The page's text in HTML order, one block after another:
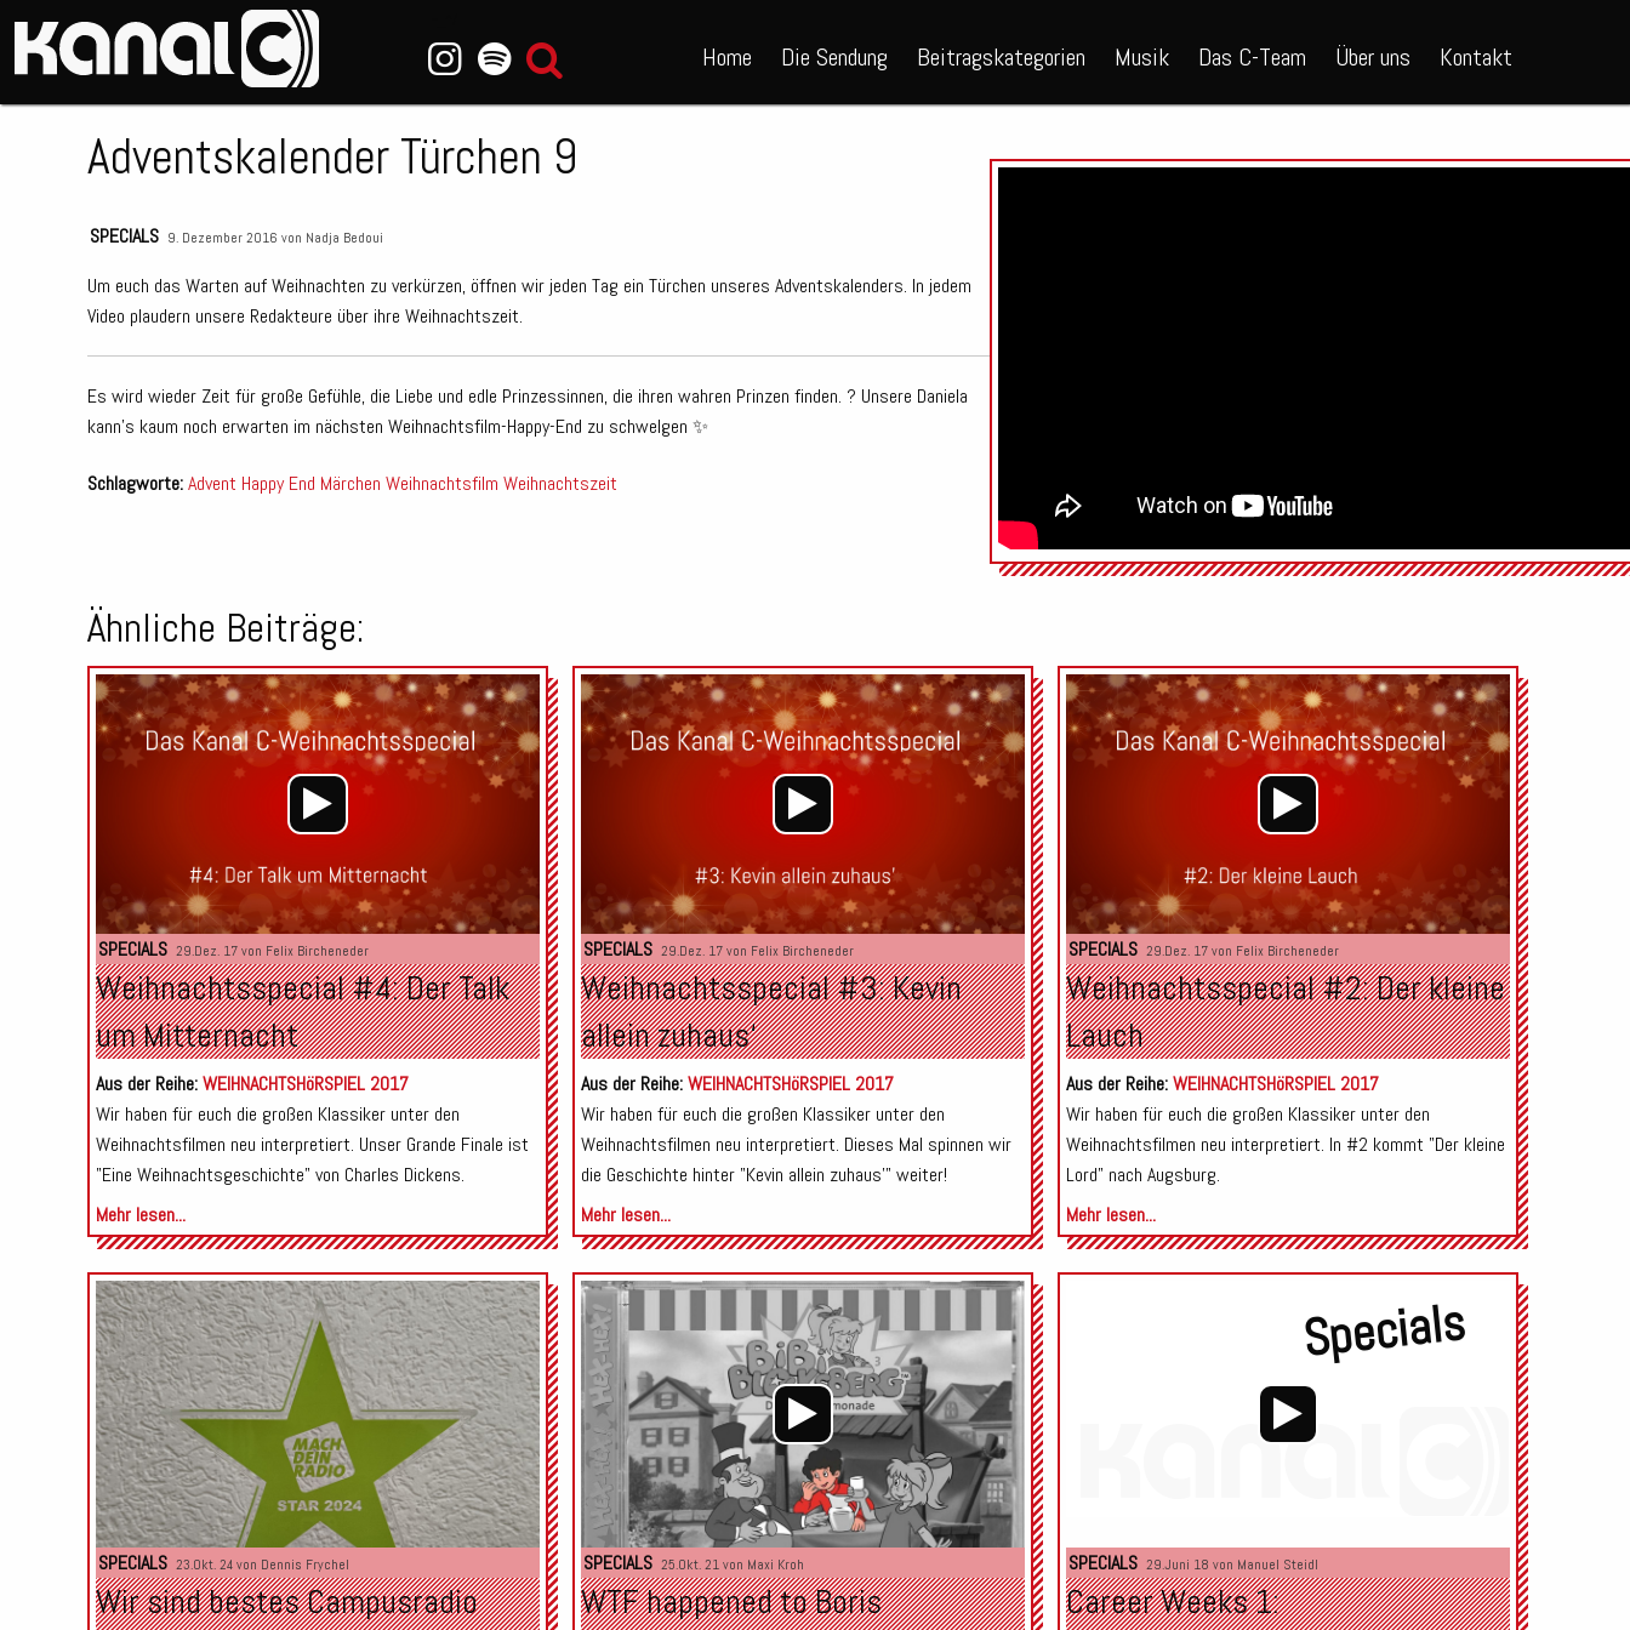
Home Die Sendung Beitragskategorien Musik Das C-Team Über uns Kontakt
Adventskalender Türchen 9
SPECIALS 9. Dezember 2016 von Nadja Bedoui
Um euch das Warten auf Weihnachten zu verkürzen, öffnen wir jeden Tag ein Türchen unseres Adventskalenders. In jedem
Video plaudern unsere Redakteure über ihre Weihnachtszeit.
Es wird wieder Zeit für große Gefühle, die Liebe und edle Prinzessinnen, die ihren wahren Prinzen finden. ? Unsere Daniela
kann’s kaum noch erwarten im nächsten Weihnachtsfilm-Happy-End zu schwelgen ✨
Schlagworte:Advent Happy End Märchen Weihnachtsfilm Weihnachtszeit
Ähnliche Beiträge:
Audio-
Player
SPECIALS 29.Dez. 17 von Felix Bircheneder
Weihnachtsspecial #4: Der Talk
um Mitternacht
Aus der Reihe:WEIHNACHTSHöRSPIEL 2017
Wir haben für euch die großen Klassiker unter den
Weihnachtsfilmen neu interpretiert. Unser Grande Finale ist
"Eine Weihnachtsgeschichte" von Charles Dickens.
Mehr lesen...
Audio-
Player
SPECIALS 29.Dez. 17 von Felix Bircheneder
Weihnachtsspecial #3: Kevin
allein zuhaus‘
Aus der Reihe:WEIHNACHTSHöRSPIEL 2017
Wir haben für euch die großen Klassiker unter den
Weihnachtsfilmen neu interpretiert. Dieses Mal spinnen wir
die Geschichte hinter "Kevin allein zuhaus'" weiter!
Mehr lesen...
Audio-
Player
SPECIALS 29.Dez. 17 von Felix Bircheneder
Weihnachtsspecial #2: Der kleine
Lauch
Aus der Reihe:WEIHNACHTSHöRSPIEL 2017
Wir haben für euch die großen Klassiker unter den
Weihnachtsfilmen neu interpretiert. In #2 kommt "Der kleine
Lord" nach Augsburg.
Mehr lesen...
SPECIALS 23.Okt. 24 von Dennis Frychel
Wir sind bestes Campusradio
Audio-
Player
SPECIALS 25.Okt. 21 von Maxi Kroh
WTF happened to Boris
Specials
Player
SPECIALS 29.Juni 18 von Manuel Steidl
Career Weeks 1: